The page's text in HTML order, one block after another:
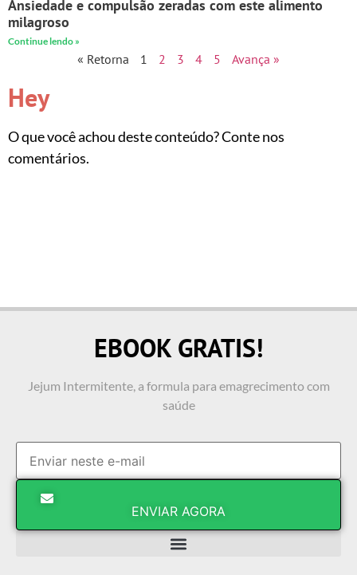
Ansiedade e compulsão zeradas com este alimento
milagroso
Continue lendo »
« Retorna 1 2 3 4 5 Avança »
Hey
O que você achou deste conteúdo? Conte nos
comentários.
EBOOK GRATIS!
Jejum Intermitente, a formula para emagrecimento com
saúde
ENVIAR AGORA